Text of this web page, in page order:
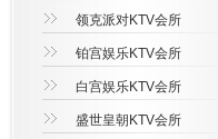
领克派对KTV会所
铂宫娱乐KTV会所
白宫娱乐KTV会所
盛世皇朝KTV会所